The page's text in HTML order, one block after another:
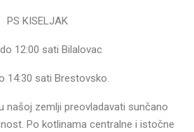
PS KISELJAK
12:00 sati Bilalovac
14:30 sati Brestovsko.
našoj zemlji preovladavati sunčano
Po kotlinama centralne i istočne